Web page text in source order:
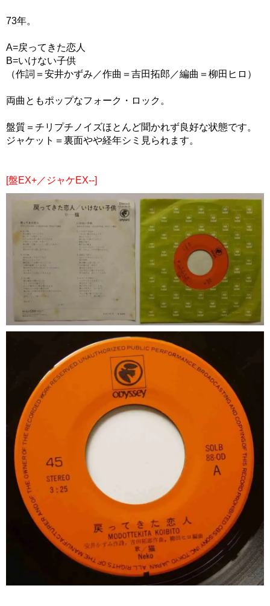
73年。
A=戻ってきた恋人
B=いけない子供
（作詞＝安井かずみ／作曲＝吉田拓郎／編曲＝柳田ヒロ）
両曲ともポップなフォーク・ロック。
盤質＝チリプチノイズほとんど聞かれず良好な状態です。
ジャケット＝裏面やや経年シミ見られます。
[盤EX+／ジャケEX--]